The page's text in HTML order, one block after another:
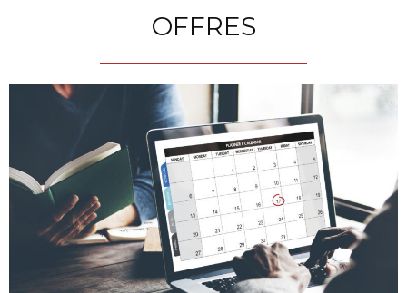
OFFRES